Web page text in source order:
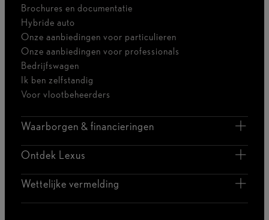
Brochures en documentatie
Hybride auto
Onze aanbiedingen voor particulieren
Onze aanbiedingen voor professionals
Bedrijfswagen
Ik ben zelfstandig
Voor vlootbeheerders
Waarborgen & financieringen
Ontdek Lexus
Wettelijke vermelding